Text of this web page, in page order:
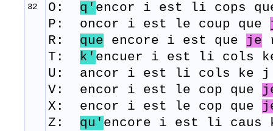
32
O: q' encor i est li cops
P: oncor i est le coup que
R: que encore i est que je
T: k' encuer i est li cols
U: ancor i est li cols ke
V: encor i est le cop que
​X: encor i est le cop que
Z: qu' encore i est li caus